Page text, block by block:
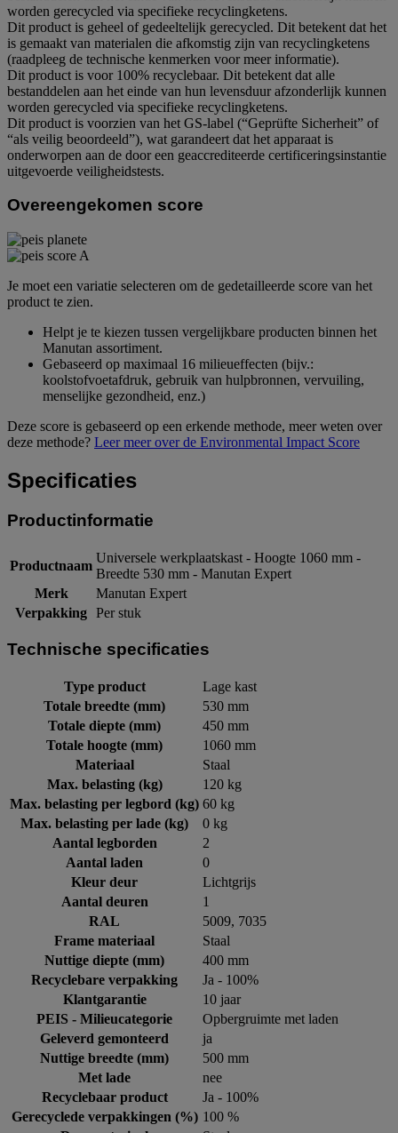
worden gerecycled via specifieke recyclingketens.
Dit product is geheel of gedeeltelijk gerecycled. Dit betekent dat het
is gemaakt van materialen die afkomstig zijn van recyclingketens
(raadpleeg de technische kenmerken voor meer informatie).
Dit product is voor 100% recyclebaar. Dit betekent dat alle
bestanddelen aan het einde van hun levensduur afzonderlijk kunnen
worden gerecycled via specifieke recyclingketens.
Dit product is voorzien van het GS-label (“Geprüfte Sicherheit” of
“als veilig beoordeeld”), wat garandeert dat het apparaat is
onderworpen aan de door een geaccrediteerde certificeringsinstantie
uitgevoerde veiligheidstests.
Overeengekomen score
Je moet een variatie selecteren om de gedetailleerde score van het
product te zien.
Helpt je te kiezen tussen vergelijkbare producten binnen het
Manutan assortiment.
Gebaseerd op maximaal 16 milieueffecten (bijv.:
koolstofvoetafdruk, gebruik van hulpbronnen, vervuiling,
menselijke gezondheid, enz.)
Deze score is gebaseerd op een erkende methode, meer weten over
deze methode? Leer meer over de Environmental Impact Score
Specificaties
Productinformatie
Productnaam
Universele werkplaatskast - Hoogte 1060 mm -
Breedte 530 mm - Manutan Expert
Merk
Manutan Expert
Verpakking Per stuk
Technische specificaties
Type product
Lage kast
Totale breedte (mm)
530 mm
Totale diepte (mm)
450 mm
Totale hoogte (mm)
1060 mm
Materiaal
Staal
Max. belasting (kg)
120 kg
Max. belasting per legbord (kg) 60 kg
Max. belasting per lade (kg)
0 kg
Aantal legborden
2
Aantal laden
0
Kleur deur
Lichtgrijs
Aantal deuren
1
RAL
5009, 7035
Frame materiaal
Staal
Nuttige diepte (mm)
400 mm
Recyclebare verpakking
Ja - 100%
Klantgarantie
10 jaar
PEIS - Milieucategorie
Opbergruimte met laden
Geleverd gemonteerd
ja
Nuttige breedte (mm)
500 mm
Met lade
nee
Recyclebaar product
Ja - 100%
Gerecyclede verpakkingen (%) 100 %